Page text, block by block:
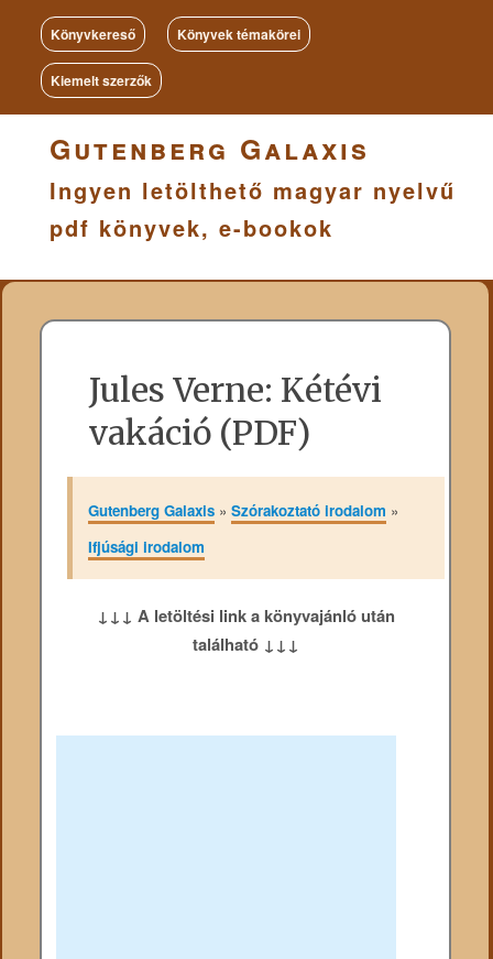
Könyvkereső Könyvek témakörei
Kiemelt szerzők
Gutenberg Galaxis
Ingyen letölthető magyar nyelvű
pdf könyvek, e-bookok
Jules Verne: Kétévi
vakáció (PDF)
Gutenberg Galaxis» Szórakoztató irodalom »
Ifjúsági irodalom
↓↓↓ A letöltési link a könyvajánló után
található ↓↓↓